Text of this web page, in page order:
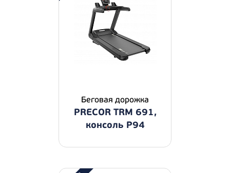
Беговая дорожка
PRECOR TRM 691,
консоль P94